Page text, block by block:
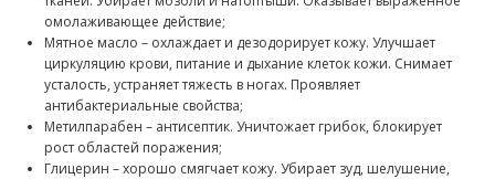
омолаживающее действие;
Мятное масло – охлаждает и дезодорирует кожу. Улучшает
циркуляцию крови, питание и дыхание клеток кожи. Снимает
усталость, устраняет тяжесть в ногах. Проявляет
антибактериальные свойства;
Метилпарабен – антисептик. Уничтожает грибок, блокирует
рост областей поражения;
Глицерин – хорошо смягчает кожу. Убирает зуд, шелушение,